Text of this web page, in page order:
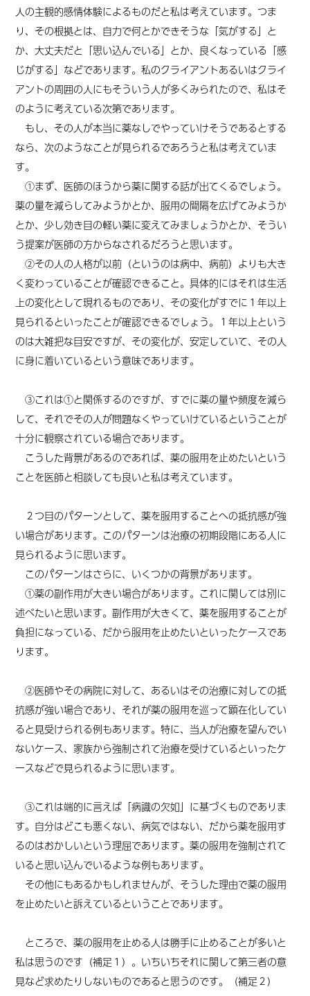
人の主観的感情体験によるものだと私は考えています。つま
り、その根拠とは、自力で何とかできそうな「気がする」と
か、大丈夫だと「思い込んでいる」とか、良くなっている「感
じがする」などであります。私のクライアントあるいはクライ
アントの周囲の人にもそういう人が多くみられたので、私はそ
のように考えている次第であります。
もし、その人が本当に薬なしでやっていけそうであるとする
なら、次のようなことが見られるであろうと私は考えていま
す。
①まず、医師のほうから薬に関する話が出てくるでしょう。
薬の量を減らしてみようかとか、服用の間隔を広げてみようか
とか、少し効き目の軽い薬に変えてみましょうかとか、そうい
う提案が医師の方からなされるだろうと思います。
②その人の人格が以前（というのは病中、病前）よりも大き
く変わっていることが確認できること。具体的にはそれは生活
上の変化として現れるものであり、その変化がすでに１年以上
見られるといったことが確認できるでしょう。１年以上という
のは大雑把な目安ですが、その変化が、安定していて、その人
に身に着いているという意味であります。
③これは①と関係するのですが、すでに薬の量や頻度を減ら
して、それでその人が問題なくやっていけているということが
十分に観察されている場合であります。
こうした背景があるのであれば、薬の服用を止めたいという
ことを医師と相談しても良いと私は考えています。
２つ目のパターンとして、薬を服用することへの抵抗感が強
い場合があります。このパターンは治療の初期段階にある人に
見られるように思います。
このパターンはさらに、いくつかの背景があります。
①薬の副作用が大きい場合があります。これに関しては別に
述べたいと思います。副作用が大きくて、薬を服用することが
負担になっている、だから服用を止めたいといったケースであ
ります。
②医師やその病院に対して、あるいはその治療に対しての抵
抗感が強い場合であり、それが薬の服用を巡って顕在化してい
ると見受けられる例もあります。特に、当人が治療を望んでい
ないケース、家族から強制されて治療を受けているといったケ
ースなどで見られるように思います。
③これは端的に言えば「病識の欠如」に基づくものでありま
す。自分はどこも悪くない、病気ではない、だから薬を服用す
るのはおかしいという理屈であります。薬の服用を強制されて
いると思い込んでいるような例もあります。
その他にもあるかもしれませんが、そうした理由で薬の服用
を止めたいと訴えているということであります。
ところで、薬の服用を止める人は勝手に止めることが多いと
私は思うのです（補足１） 。いちいちそれに関して第三者の意
見など求めたりしないものであると思うのです。（補足２）